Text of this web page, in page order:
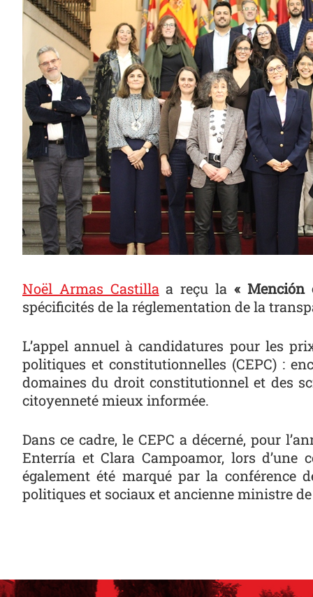
Noël Armas Castilla a reçu la « Mención
spécificités de la réglementation de la
L’appel annuel à candidatures pour les
politiques et constitutionnelles (CEPC) :
domaines du droit constitutionnel et des
citoyenneté mieux informée.
Dans ce cadre, le CEPC a décerné, pour
Enterría et Clara Campoamor, lors d’une
également été marqué par la conférence
politiques et sociaux et ancienne ministre